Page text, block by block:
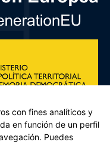
con fines analíticos y
en función de un perfil
Puedes